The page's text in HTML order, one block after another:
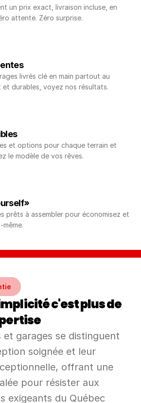
un prix exact, livraison incluse, en
attente. Zéro surprise.
livrés clé en main partout au
durables, voyez nos résultats.
et options pour chaque terrain et
le modèle de vos rêves.
prêts à assembler pour économisez et
c'est plus de
et garages se distinguent
soignée et leur
offrant une
pour résister aux
exigeants du Québec